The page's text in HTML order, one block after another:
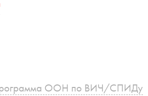
ООН по ВИЧ/СПИДу